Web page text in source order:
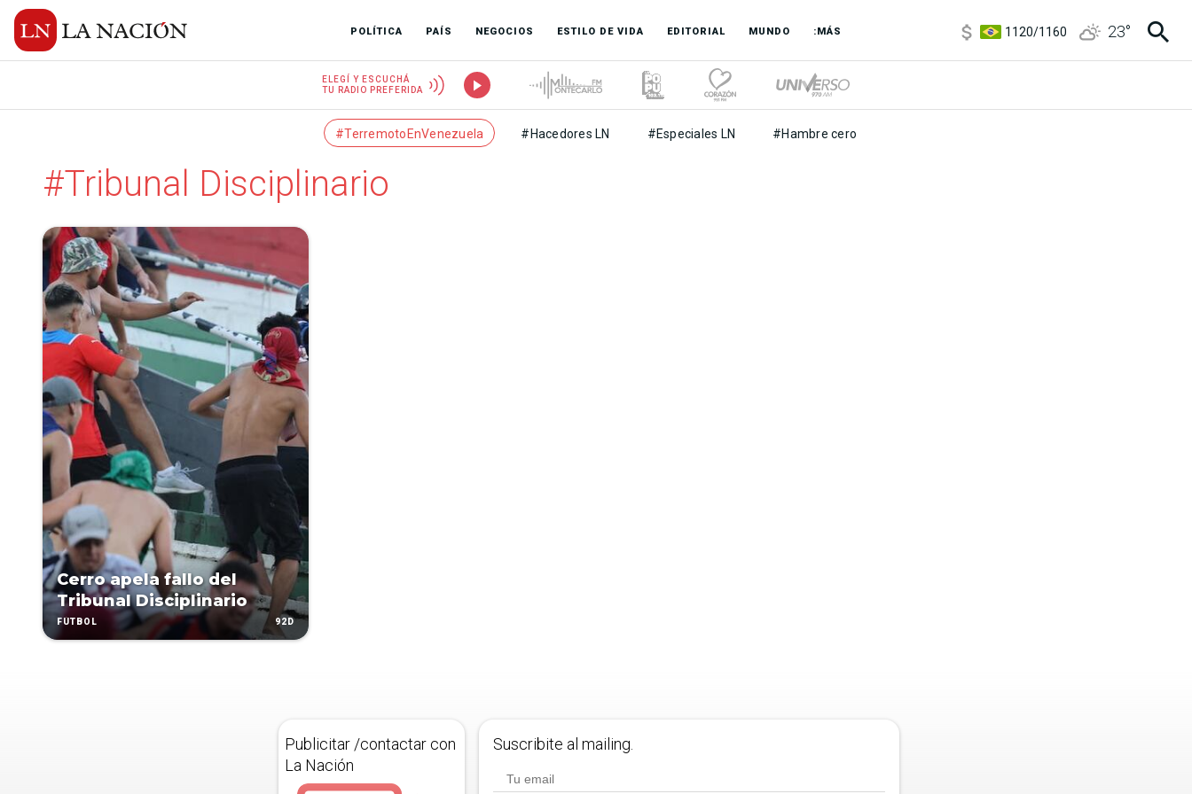
POLÍTICA PAÍS NEGOCIOS ESTILO DE VIDA EDITORIAL MUNDO :MÁS
1120/1160
23°
ELEGÍ Y ESCUCHÁ
TU RADIO PREFERIDA
#TerremotoEnVenezuela #Hacedores LN #Especiales LN #Hambre cero
#Tribunal Disciplinario
Cerro apela fallo del
Tribunal Disciplinario
FÚTBOL 92D
Publicitar /contactar con
La Nación
Suscribite al mailing.